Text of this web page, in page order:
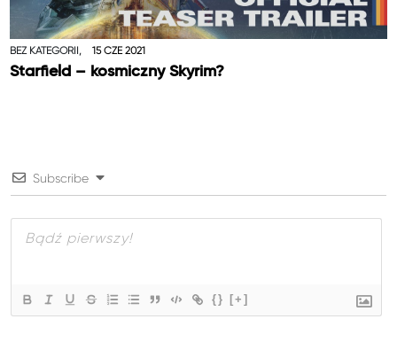
BEZ KATEGORII, 15 CZE 2021
Starfield – kosmiczny Skyrim?
Subscribe
{} [+]